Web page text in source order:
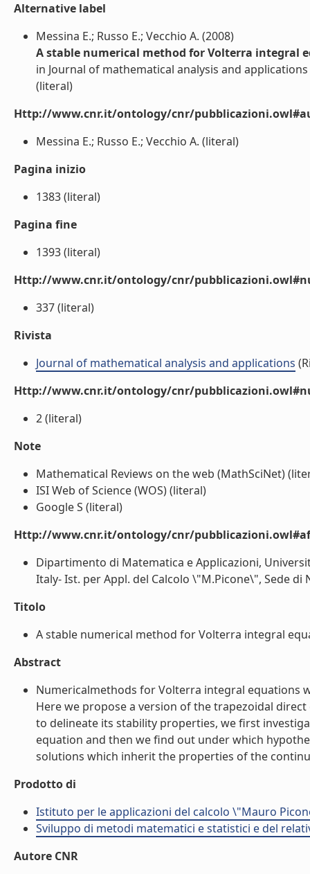
Alternative label
Messina E.; Russo E.; Vecchio A. (2008)
A stable numerical method for Volterra integral
in Journal of mathematical analysis and
(literal)
Http://www.cnr.it/ontology/cnr/
Messina E.; Russo E.; Vecchio A. (literal)
Pagina inizio
1383 (literal)
Pagina fine
1393 (literal)
Http://www.cnr.it/ontology/cnr/
337 (literal)
Rivista
Journal of mathematical analysis and applications
Http://www.cnr.it/ontology/cnr/
2 (literal)
Note
Mathematical Reviews on the web (MathSciNet)
ISI Web of Science (WOS) (literal)
Google S (literal)
Http://www.cnr.it/ontology/cnr/
Dipartimento di Matematica e Applicazioni,
Italy- Ist. per Appl. del Calcolo \"M.Picone\", Sede di
Titolo
A stable numerical method for Volterra integral
Abstract
Numericalmethods for Volterra integral equations
Here we propose a version of the trapezoidal
to delineate its stability properties, we first
equation and then we find out under which
solutions which inherit the properties of the
Prodotto di
Istituto per le applicazioni del calcolo \"Mauro
Sviluppo di metodi matematici e statistici e del
Autore CNR